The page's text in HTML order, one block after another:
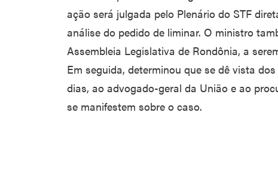
ação será julgada pelo Plenário do STF
análise do pedido de liminar. O ministro
Assembleia Legislativa de Rondônia, a
Em seguida, determinou que se dê vista
dias, ao advogado-geral da União e ao
se manifestem sobre o caso.